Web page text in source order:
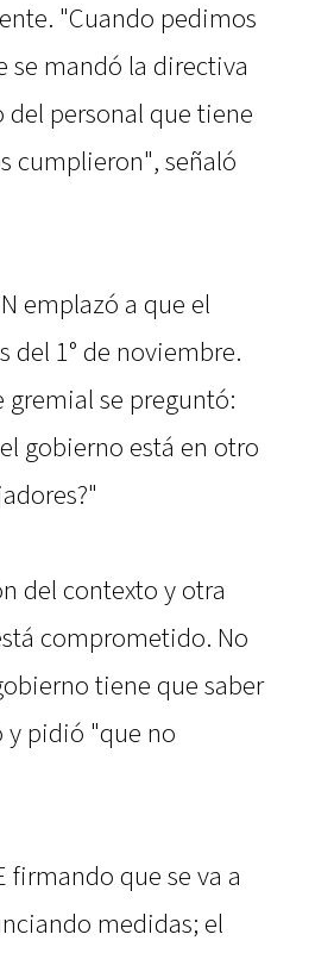
"Cuando pedimos
se mandó la directiva
personal que tiene
cumplieron", señaló
emplazó a que el
1° de noviembre.
gremial se preguntó:
gobierno está en otro
del contexto y otra
comprometido. No
tiene que saber
pidió "que no
firmando que se va a
medidas; el